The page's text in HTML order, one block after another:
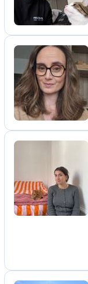
S
J